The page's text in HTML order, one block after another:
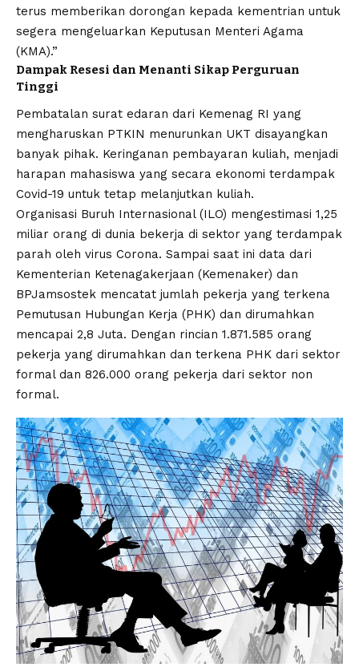
terus memberikan dorongan kepada kementrian untuk
segera mengeluarkan Keputusan Menteri Agama
(KMA).”
Dampak Resesi dan Menanti Sikap Perguruan
Tinggi
Pembatalan surat edaran dari Kemenag RI yang
mengharuskan PTKIN menurunkan UKT disayangkan
banyak pihak. Keringanan pembayaran kuliah, menjadi
harapan mahasiswa yang secara ekonomi terdampak
Covid-19 untuk tetap melanjutkan kuliah.
Organisasi Buruh Internasional (ILO) mengestimasi 1,25
miliar orang di dunia bekerja di sektor yang terdampak
parah oleh virus Corona. Sampai saat ini data dari
Kementerian Ketenagakerjaan (Kemenaker) dan
BPJamsostek mencatat jumlah pekerja yang terkena
Pemutusan Hubungan Kerja (PHK) dan dirumahkan
mencapai 2,8 Juta. Dengan rincian 1.871.585 orang
pekerja yang dirumahkan dan terkena PHK dari sektor
formal dan 826.000 orang pekerja dari sektor non
formal.